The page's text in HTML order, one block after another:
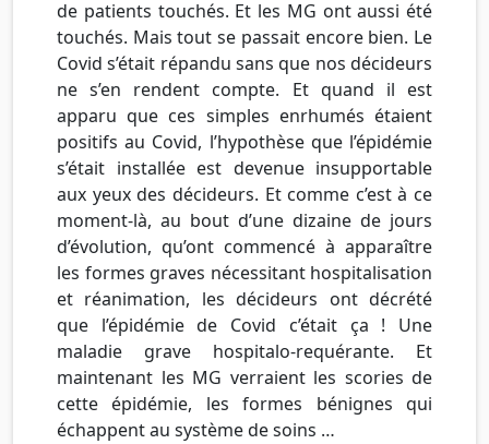
de patients touchés. Et les MG ont aussi été
touchés. Mais tout se passait encore bien. Le
Covid s’était répandu sans que nos décideurs
ne s’en rendent compte. Et quand il est
apparu que ces simples enrhumés étaient
positifs au Covid, l’hypothèse que l’épidémie
s’était installée est devenue insupportable
aux yeux des décideurs. Et comme c’est à ce
moment-là, au bout d’une dizaine de jours
d’évolution, qu’ont commencé à apparaître
les formes graves nécessitant hospitalisation
et réanimation, les décideurs ont décrété
que l’épidémie de Covid c’était ça ! Une
maladie grave hospitalo-requérante. Et
maintenant les MG verraient les scories de
cette épidémie, les formes bénignes qui
échappent au système de soins …